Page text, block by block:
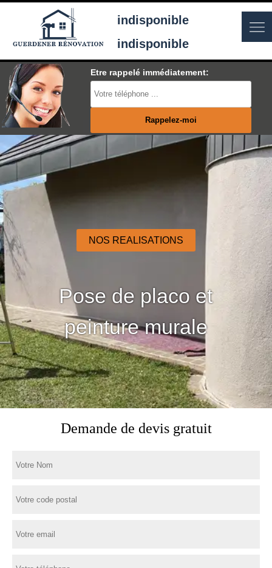
indisponible
indisponible
Etre rappelé immédiatement:
NOS REALISATIONS
Pose de placo et
peinture murale
Demande de devis gratuit